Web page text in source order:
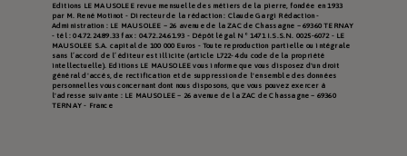
Editions LE MAUSOLEE revue mensuelle des métiers de la pierre, fondée en 1933
par M. René Motinot - Directeur de la rédaction : Claude Gargi Rédaction -
Administration : LE MAUSOLEE – 26 avenue de la ZAC de Chassagne – 69360 TERNAY
- tél : 04.72.24.89.33 fax : 04.72.24.61.93 - Dépôt légal N° 1471 I.S.S.N. 0025-6072 - LE
MAUSOLEE S.A. capital de 100 000 Euros - Toute reproduction partielle ou intégrale
sans l’accord de l’éditeur est illicite (article L722-4 du code de la propriété
intellectuelle). Editions LE MAUSOLEE vous informe que vous disposez d'un droit
général d'accès, de rectification et de suppression de l'ensemble des données
personnelles vous concernant dont nous disposons, que vous pouvez exercer à
l'adresse suivante : LE MAUSOLEE – 26 avenue de la ZAC de Chassagne – 69360
TERNAY - France